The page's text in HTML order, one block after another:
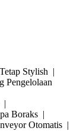
Stylish |
Pengelolaan
|
Boraks |
Otomatis |